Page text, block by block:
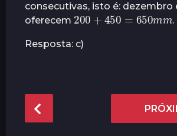
consecutivas, isto é: dezembro
oferecem
200+450=650m
m
.
Resposta: c)
o